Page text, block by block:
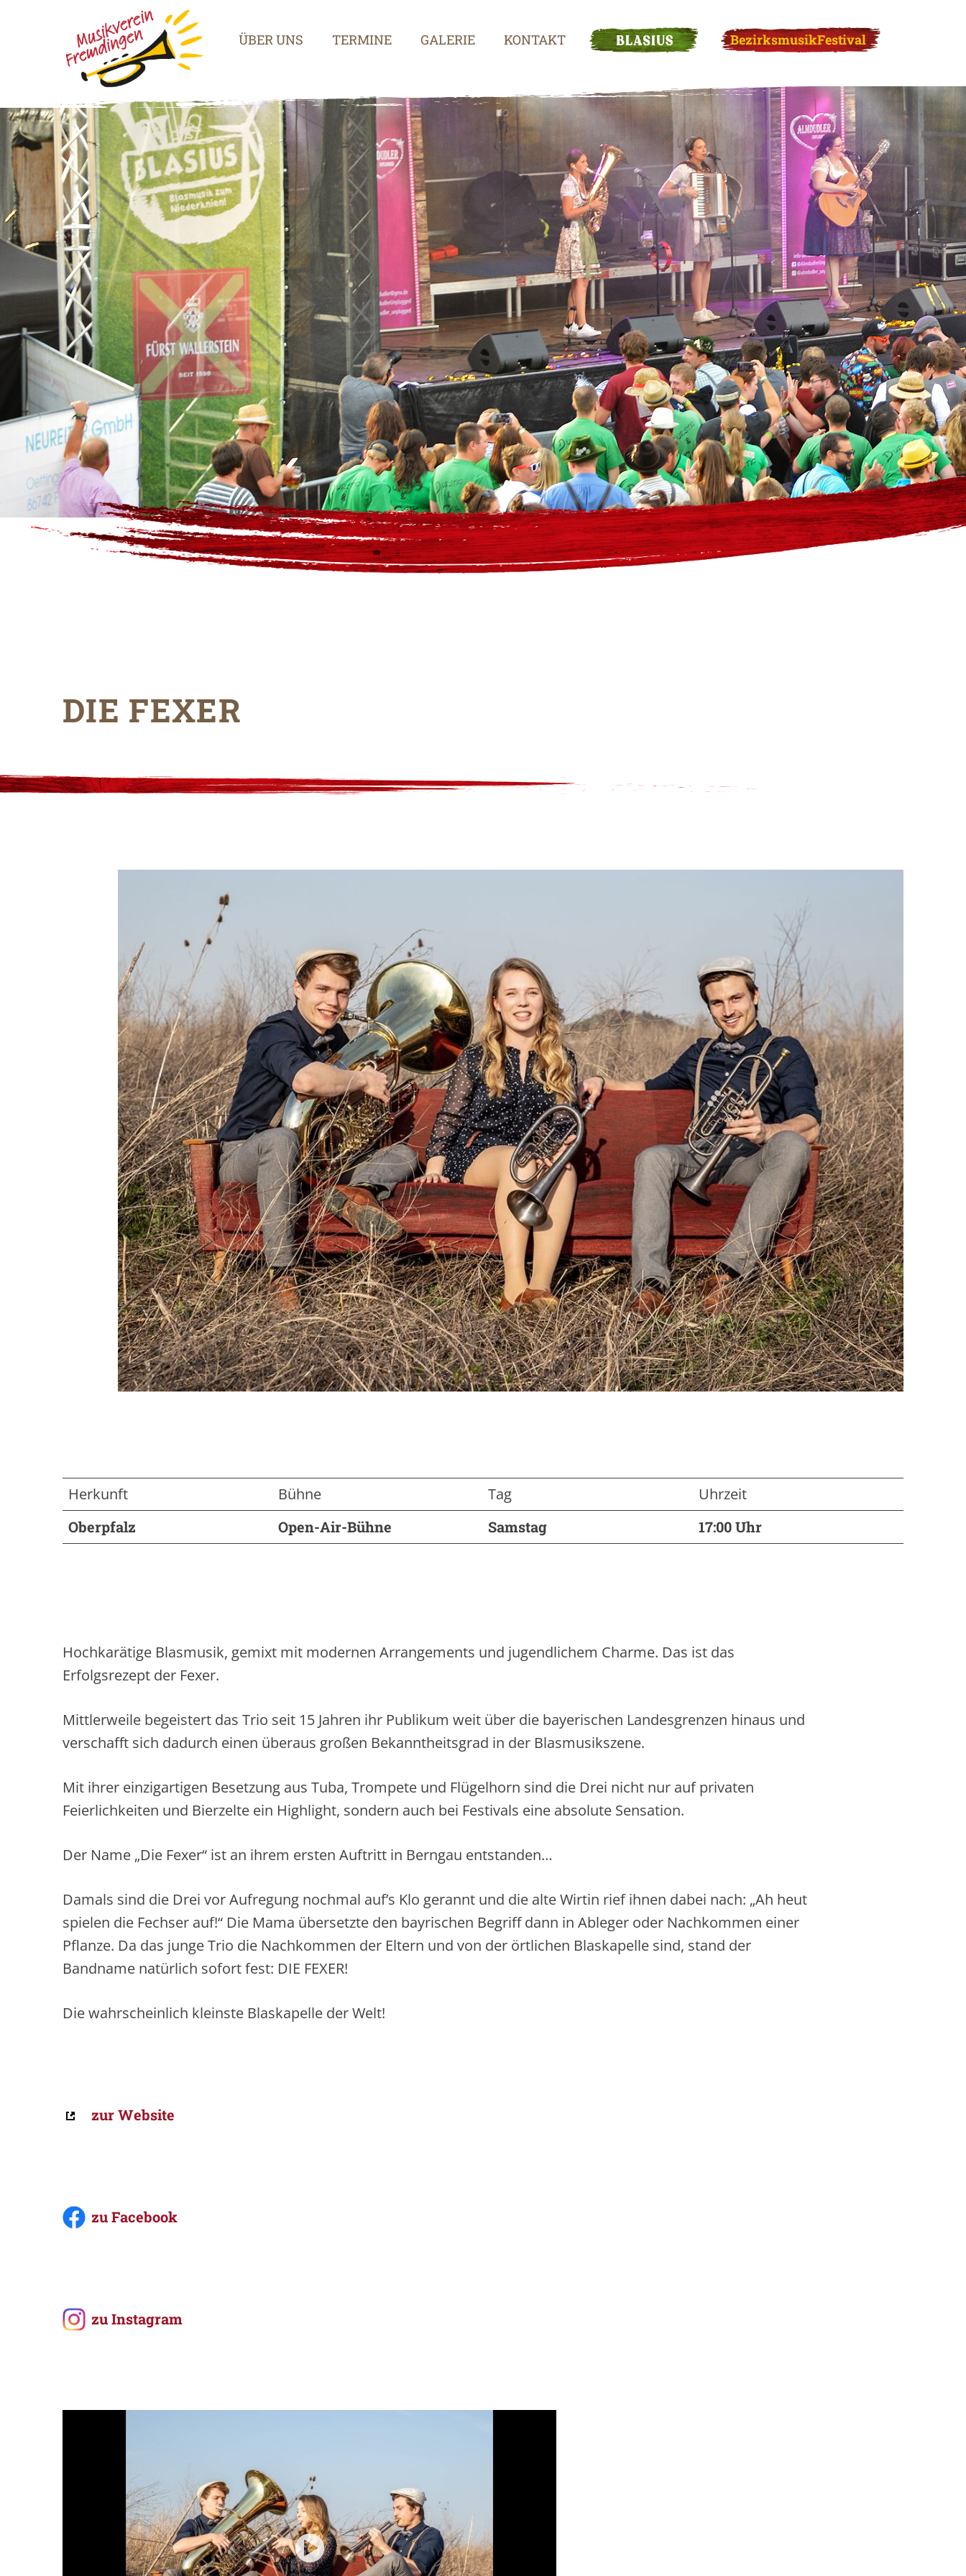
ÜBER UNS TERMINE GALERIE KONTAKT BLASIUS BezirksmusikFestival
DIE FEXER
Herkunft Bühne Tag Uhrzeit
Oberpfalz Open-Air-Bühne Samstag 17:00 Uhr
Hochkarätige Blasmusik, gemixt mit modernen Arrangements und jugendlichem Charme. Das ist das
Erfolgsrezept der Fexer.
Mittlerweile begeistert das Trio seit 15 Jahren ihr Publikum weit über die bayerischen Landesgrenzen hinaus und
verschafft sich dadurch einen überaus großen Bekanntheitsgrad in der Blasmusikszene.
Mit ihrer einzigartigen Besetzung aus Tuba, Trompete und Flügelhorn sind die Drei nicht nur auf privaten
Feierlichkeiten und Bierzelte ein Highlight, sondern auch bei Festivals eine absolute Sensation.
Der Name „Die Fexer“ ist an ihrem ersten Auftritt in Berngau entstanden…
Damals sind die Drei vor Aufregung nochmal auf’s Klo gerannt und die alte Wirtin rief ihnen dabei nach: „Ah heut
spielen die Fechser auf!“ Die Mama übersetzte den bayrischen Begriff dann in Ableger oder Nachkommen einer
Pflanze. Da das junge Trio die Nachkommen der Eltern und von der örtlichen Blaskapelle sind, stand der
Bandname natürlich sofort fest: DIE FEXER!
Die wahrscheinlich kleinste Blaskapelle der Welt!
zur Website
zu Facebook
zu Instagram